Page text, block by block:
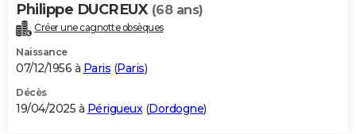
Philippe DUCREUX (68 ans)
Créer une cagnotte obsèques
Naissance
07/12/1956 à Paris (Paris)
Décès
19/04/2025 à Périgueux(Dordogne)